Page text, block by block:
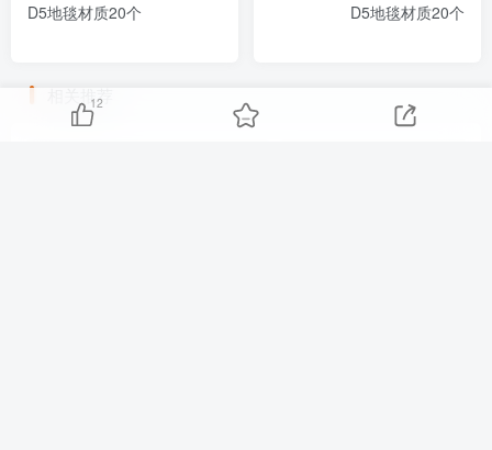
D5地毯材质20个
D5地毯材质20个
相关推荐
12